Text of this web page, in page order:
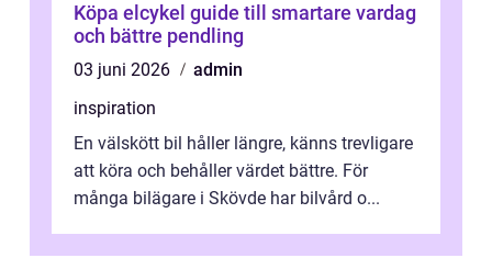
Köpa elcykel guide till smartare vardag
och bättre pendling
03 juni 2026
admin
inspiration
En välskött bil håller längre, känns trevligare
att köra och behåller värdet bättre. För
många bilägare i Skövde har bilvård o...